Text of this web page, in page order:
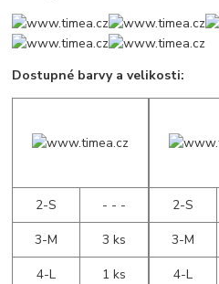
Dostupné barvy a velikosti:
2-S
- - -
3-M
3 ks
4-L
1 ks
2-S
3-M
4-L